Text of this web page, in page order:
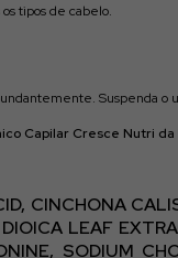
tipos de cabelo.
Suspenda o
Capilar Cresce Nutri da
CINCHONA
LEAF
SODIUM